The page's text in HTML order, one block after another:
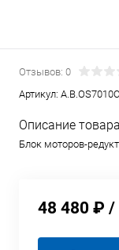
Отзывов: 0
Артикул:
Описание
Блок моторов-
48 480 ₽ /